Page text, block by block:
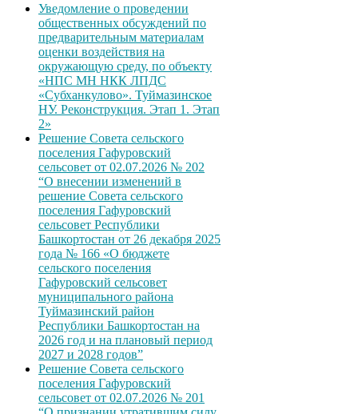
Уведомление о проведении
общественных обсуждений по
предварительным материалам
оценки воздействия на
окружающую среду, по объекту
«НПС МН НКК ЛПДС
«Субханкулово». Туймазинское
НУ. Реконструкция. Этап 1. Этап
2»
Решение Совета сельского
поселения Гафуровский
сельсовет от 02.07.2026 № 202
“О внесении изменений в
решение Совета сельского
поселения Гафуровский
сельсовет Республики
Башкортостан от 26 декабря 2025
года № 166 «О бюджете
сельского поселения
Гафуровский сельсовет
муниципального района
Туймазинский район
Республики Башкортостан на
2026 год и на плановый период
2027 и 2028 годов”
Решение Совета сельского
поселения Гафуровский
сельсовет от 02.07.2026 № 201